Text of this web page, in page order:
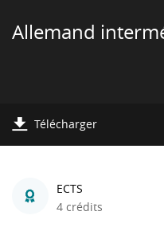
Allemand
Télécharger
ECTS
4 crédits